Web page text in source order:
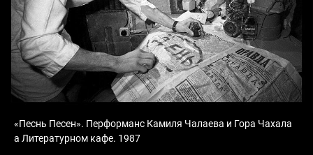
«Песнь Песен». Перформанс Камиля Чалаева и Гора Чахала
а Литературном кафе. 1987